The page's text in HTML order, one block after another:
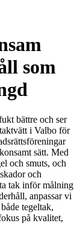
som
bättre och ser
i Valbo för
sätt. Med
och smuts, och
och
tak inför målning
anpassar vi
tegeltak,
på kvalitet,